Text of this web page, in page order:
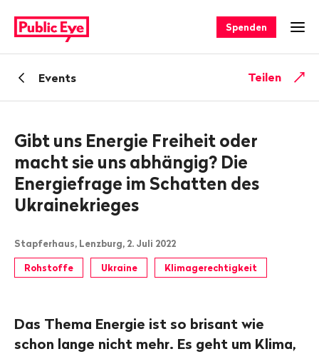
auf
publiceye.ch
Spenden
ZurückEvents Teilen
Gibt uns Energie Freiheit oder
macht sie uns abhängig? Die
Energiefrage im Schatten des
Ukrainekrieges
Stapferhaus, Lenzburg, 2. Juli 2022
Rohstoffe Ukraine Klimagerechtigkeit
Das Thema Energie ist so brisant wie
schon lange nicht mehr. Es geht um Klima,